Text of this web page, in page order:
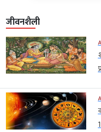
जीवनशैली